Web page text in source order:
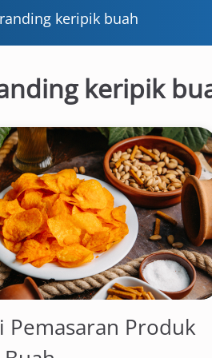
keripik buah
keripik
Pemasaran Produk